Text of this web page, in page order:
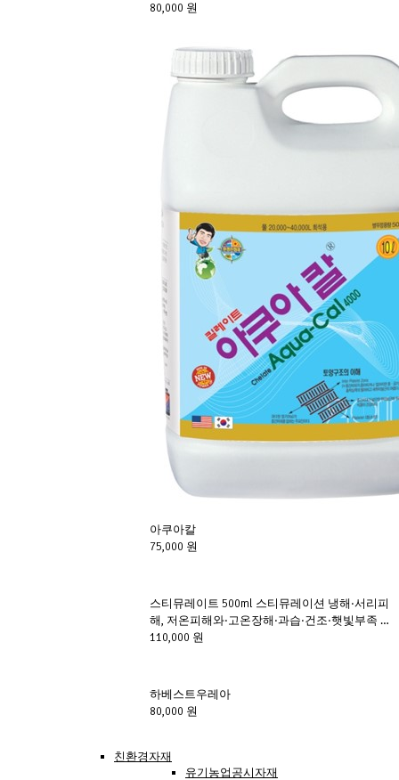
80,000 원
아쿠아칼
75,000 원
스티뮤레이트 500ml 스티뮤레이션 냉해·서리피
해, 저온피해와·고온장해·과습·건조·햇빛부족 등
이상기후로 인한 피해를 예방
110,000 원
하베스트우레아
80,000 원
친환경자재
유기농업공시자재